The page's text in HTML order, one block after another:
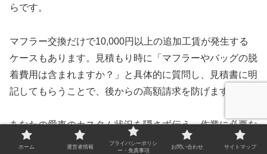
らです。
マフラー交換だけで10,000円以上の追加工賃が発生する
ケースもあります。見積もり時に「マフラーやバッグの脱
着費用は含まれますか？」と具体的に質問し、見積書に明
記してもらうことで、後からの高額請求を防げます。
あなたの愛車のカスタム状況を隠さず伝え、作業に必要な
脱着費用を総額に含めてもらう交渉をすることが、予期せ
ホーム 運営者情報
プライバシーポリシ
ー・免責事項
お問い合わせ サイトマップ